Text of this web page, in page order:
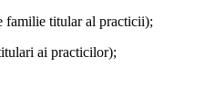
familie titular al practicii);
ai practicilor);